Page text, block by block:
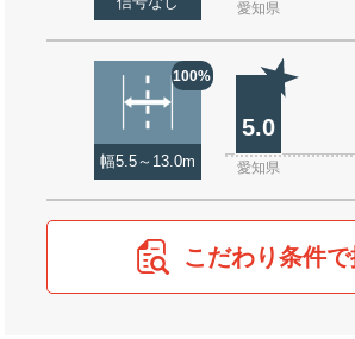
愛知県
100%
幅5.5～13.0m
5.0
愛知県
こだわり条件